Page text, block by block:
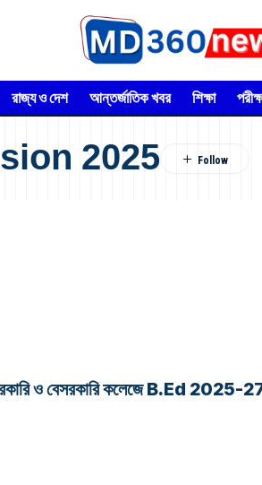
রাজ্য ও দেশ আন্তর্জাতিক খবর শিক্ষা
2025
কলেজে B.Ed 2025-27